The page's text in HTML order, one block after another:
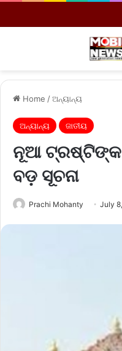
Home /ଅନ୍ୟାନ୍ୟ
ଅନ୍ୟାନ୍ୟ ଜାତୀୟ
ନୂଆ
ବଡ଼ ସୂଚନା
Prachi Mohanty July